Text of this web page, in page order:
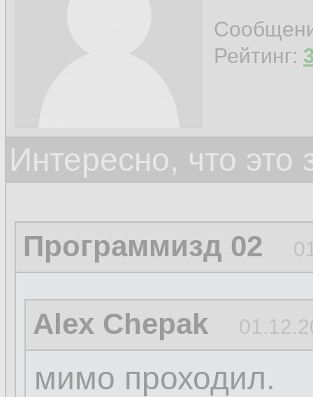
Рейтинг:
Интересно, что
Программизд 02
Alex Chepak
мимо проходил.